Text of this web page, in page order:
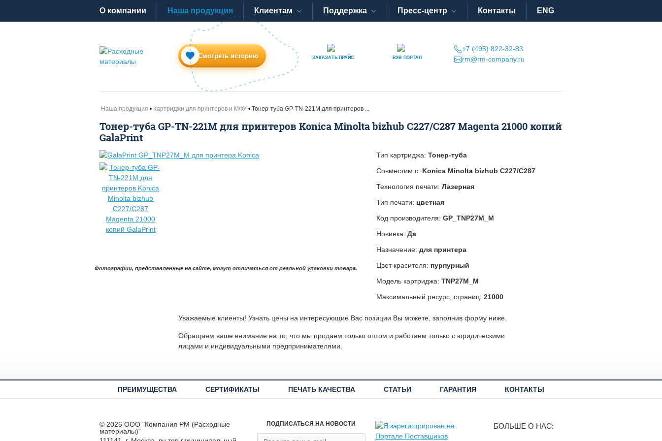
O компании Наша продукция Клиентам Поддержка Пресс-центр Контакты ENG
Смотреть историю ЗАКАЗАТЬ ПРАЙС B2B ПОРТАЛ
+7 (495) 822-32-83
rm@rm-company.ru
Наша продукция Картриджи для принтеров и МФУ Тонер-туба GP-TN-221M для принтеров ...
Тонер-туба GP-TN-221M для принтеров Konica Minolta bizhub C227/С287 Magenta 21000 копий
GalaPrint
Фотографии, представленные на сайте, могут отличаться от реальной упаковки товара.
Тип картриджа: Тонер-туба
Совместим с: Konica Minolta bizhub C227/С287
Технология печати: Лазерная
Тип печати: цветная
Код производителя: GP_TNP27M_M
Новинка: Да
Назначение: для принтера
Цвет красителя: пурпурный
Модель картриджа: TNP27M_M
Максимальный ресурс, страниц: 21000
Уважаемые клиенты! Узнать цены на интересующие Вас позиции Вы можете, заполнив форму ниже.
Обращаем ваше внимание на то, что мы продаем только оптом и работаем только с юридическими
лицами и индивидуальными предпринимателями.
ПРЕИМУЩЕСТВА СЕРТИФИКАТЫ ПЕЧАТЬ КАЧЕСТВА СТАТЬИ ГАРАНТИЯ КОНТАКТЫ
© 2026 ООО "Компания РМ (Расходные
материалы)"
ПОДПИСАТЬСЯ НА НОВОСТИ БОЛЬШЕ О НАС: